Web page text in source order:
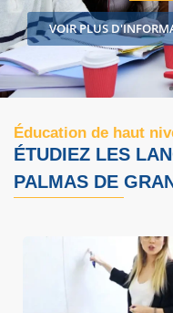
DÉCOUVREZ
Éducation de haut
ÉTUDIEZ LES
PALMAS DE